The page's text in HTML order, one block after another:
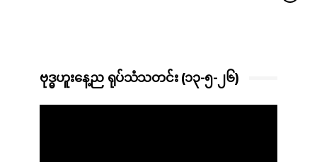
ဗုဒ္ဓဟူးနေ့ည ရုပ်သံသတင်း (၁၃-၅-၂၆)